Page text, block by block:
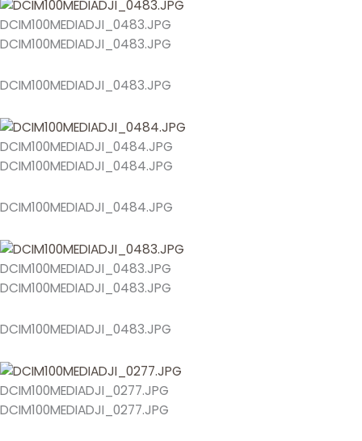
DCIM100MEDIADJI_0483.JPG
DCIM100MEDIADJI_0483.JPG
DCIM100MEDIADJI_0483.JPG
DCIM100MEDIADJI_0484.JPG
DCIM100MEDIADJI_0484.JPG
DCIM100MEDIADJI_0484.JPG
DCIM100MEDIADJI_0483.JPG
DCIM100MEDIADJI_0483.JPG
DCIM100MEDIADJI_0483.JPG
DCIM100MEDIADJI_0277.JPG
DCIM100MEDIADJI_0277.JPG